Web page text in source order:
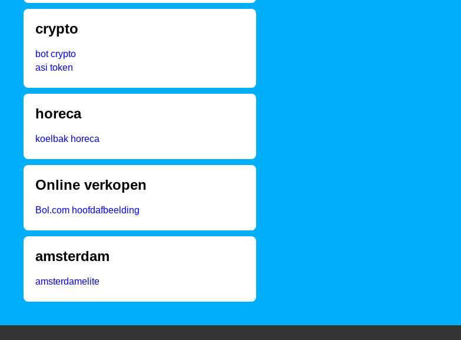
crypto
bot crypto
asi token
horeca
koelbak horeca
Online verkopen
Bol.com hoofdafbeelding
amsterdam
amsterdamelite